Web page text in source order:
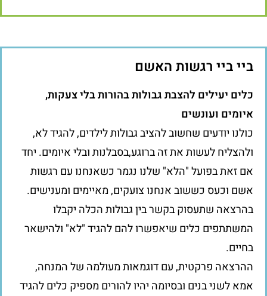
ביי ביי רגשות האשם
כלים יעילים להצבת גבולות בהורות בלי צעקות,
איומים ועונשים
כולנו יודעים שחשוב להציב גבולות לילדים, להגיד לא,
ולהצליח לעשות את זה ברוגע,בסבלנות ובלי איומים. יחד
אם זאת בפועל "הלא" שלנו נגמר כשאנחנו עם רגשות
אשם וכעס כששוב אנחנו צועקים, מאיימים ומענישים.
בהרצאה שתעסוק בקשר בין גבולות הכלה יקבלו
המשתתפים כלים שיאפשרו להם להגיד "לא" ולהישאר
בחיים.
ההרצאה פרקטית, עם דוגמאות מעולמה של המנחה,
אמא לשני בנים ובסיומה יהיו להורים מספיק כלים להגיד